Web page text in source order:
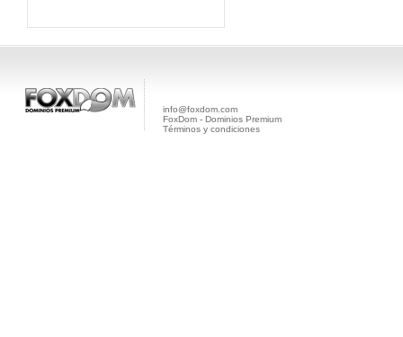
info@foxdom.com
FoxDom - Dominios Premium
Términos y condiciones